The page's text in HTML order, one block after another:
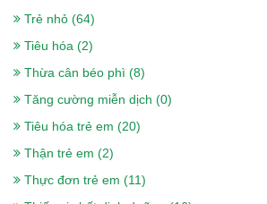
Trẻ nhỏ (64)
Tiêu hóa (2)
Thừa cân béo phì (8)
Tăng cường miễn dịch (0)
Tiêu hóa trẻ em (20)
Thận trẻ em (2)
Thực đơn trẻ em (11)
518.000₫
gầy, ốm, ăn uống